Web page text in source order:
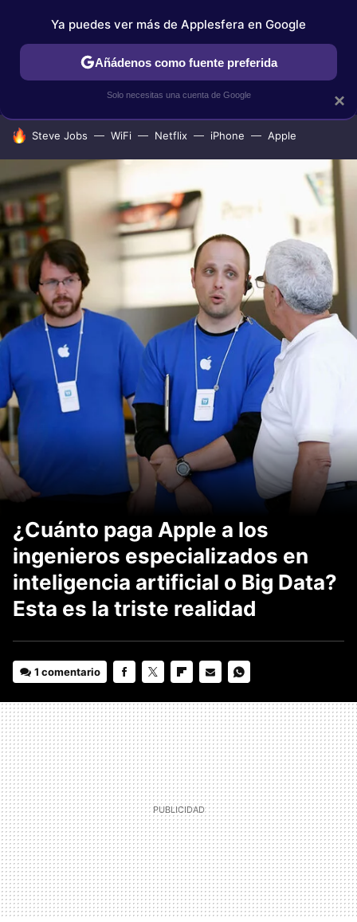
IPHONE TUTORIALES APPLESFERA SELECCIÓN
HOY SE HABLA DE
Steve Jobs WiFi Netflix iPhone Apple
¿Cuánto paga Apple a los
ingenieros especializados en
inteligencia artificial o Big Data?
Esta es la triste realidad
1 comentario
MAIL
×
Ya puedes ver más de Applesfera en Google
Añádenos como fuente preferida
Solo necesitas una cuenta de Google